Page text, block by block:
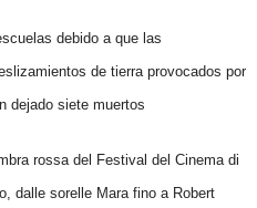
debido a que las
de tierra provocados por
dejado siete muertos
rossa del Festival del Cinema di
dalle sorelle Mara fino a Robert